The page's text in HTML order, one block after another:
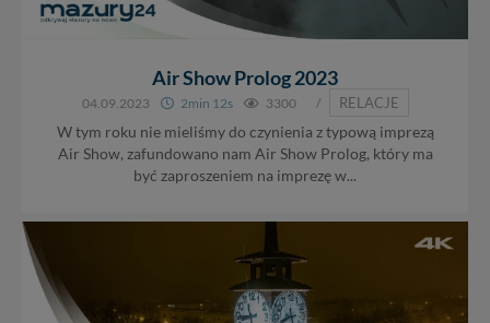
Air Show Prolog 2023
04.09.2023 2min 12s 3300 /
RELACJE
W tym roku nie mieliśmy do czynienia z typową imprezą
Air Show, zafundowano nam Air Show Prolog, który ma
być zaproszeniem na imprezę w...